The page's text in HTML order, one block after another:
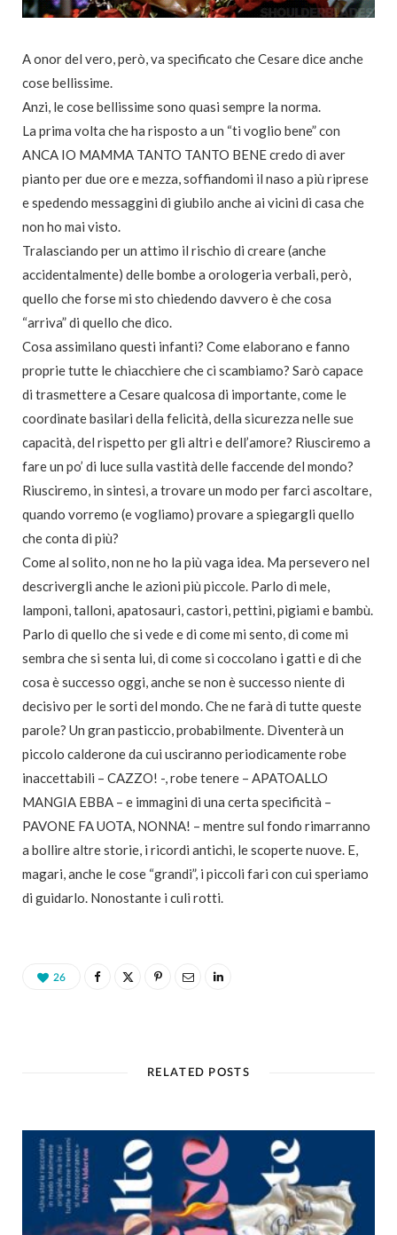
A onor del vero, però, va specificato che Cesare dice anche
cose bellissime.
Anzi, le cose bellissime sono quasi sempre la norma.
La prima volta che ha risposto a un “ti voglio bene” con
ANCA IO MAMMA TANTO TANTO BENE credo di aver
pianto per due ore e mezza, soffiandomi il naso a più riprese
e spedendo messaggini di giubilo anche ai vicini di casa che
non ho mai visto.
Tralasciando per un attimo il rischio di creare (anche
accidentalmente) delle bombe a orologeria verbali, però,
quello che forse mi sto chiedendo davvero è che cosa
“arriva” di quello che dico.
Cosa assimilano questi infanti? Come elaborano e fanno
proprie tutte le chiacchiere che ci scambiamo? Sarò capace
di trasmettere a Cesare qualcosa di importante, come le
coordinate basilari della felicità, della sicurezza nelle sue
capacità, del rispetto per gli altri e dell’amore? Riusciremo a
fare un po’ di luce sulla vastità delle faccende del mondo?
Riusciremo, in sintesi, a trovare un modo per farci ascoltare,
quando vorremo (e vogliamo) provare a spiegargli quello
che conta di più?
Come al solito, non ne ho la più vaga idea. Ma persevero nel
descrivergli anche le azioni più piccole. Parlo di mele,
lamponi, talloni, apatosauri, castori, pettini, pigiami e bambù.
Parlo di quello che si vede e di come mi sento, di come mi
sembra che si senta lui, di come si coccolano i gatti e di che
cosa è successo oggi, anche se non è successo niente di
decisivo per le sorti del mondo. Che ne farà di tutte queste
parole? Un gran pasticcio, probabilmente. Diventerà un
piccolo calderone da cui usciranno periodicamente robe
inaccettabili – CAZZO! -, robe tenere – APATOALLO
MANGIA EBBA – e immagini di una certa specificità –
PAVONE FA UOTA, NONNA! – mentre sul fondo rimarranno
a bollire altre storie, i ricordi antichi, le scoperte nuove. E,
magari, anche le cose “grandi”, i piccoli fari con cui speriamo
di guidarlo. Nonostante i culi rotti.
26
RELATED POSTS